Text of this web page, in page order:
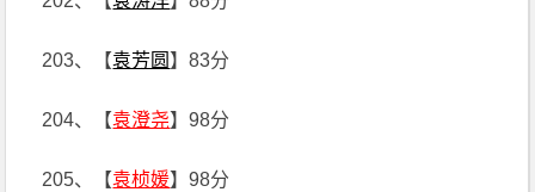
203、【袁芳圆 】83分
204、【袁澄尧】98分
205、【袁桢媛】98分